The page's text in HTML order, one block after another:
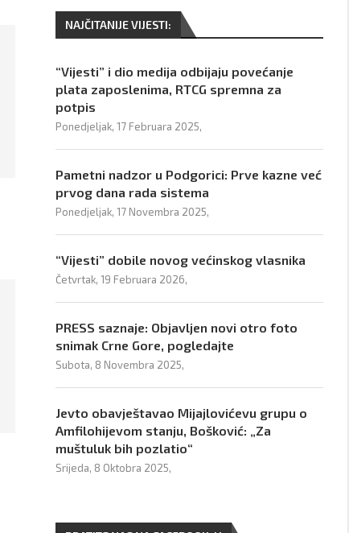
NAJČITANIJE VIJESTI:
“Vijesti” i dio medija odbijaju povećanje
plata zaposlenima, RTCG spremna za
potpis
Ponedjeljak, 17 Februara 2025,
Pametni nadzor u Podgorici: Prve kazne već
prvog dana rada sistema
Ponedjeljak, 17 Novembra 2025,
“Vijesti” dobile novog većinskog vlasnika
Četvrtak, 19 Februara 2026,
PRESS saznaje: Objavljen novi otro foto
snimak Crne Gore, pogledajte
Subota, 8 Novembra 2025,
Jevto obavještavao Mijajlovićevu grupu o
Amfilohijevom stanju, Bošković: „Za
muštuluk bih pozlatio“
Srijeda, 8 Oktobra 2025,